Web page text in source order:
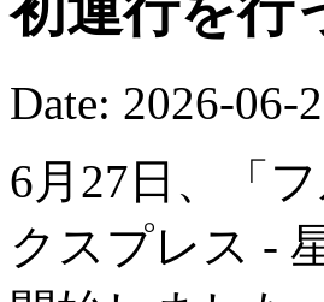
Date: 2026-06-
6月27日、「
クスプレス -